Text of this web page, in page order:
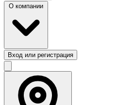
Вход или регистрация